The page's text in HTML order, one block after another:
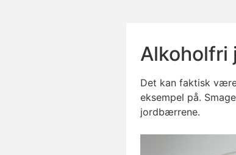
Det kan faktisk
eksempel på.
jordbærrene.